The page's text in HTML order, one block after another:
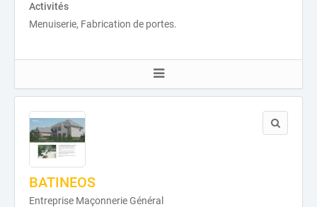
Activités
Menuiserie, Fabrication de portes.
BATINEOS
Entreprise Maçonnerie Général